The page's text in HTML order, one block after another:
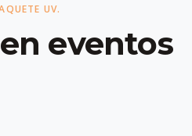
UV.
eventos